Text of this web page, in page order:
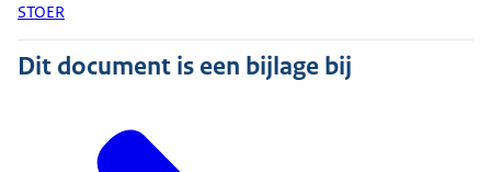
STOER
Dit document is een bijlage bij